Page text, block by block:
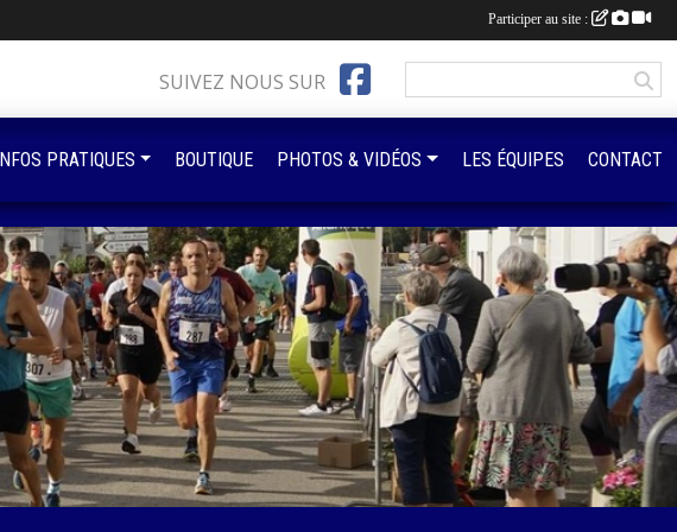
SUIVEZ NOUS SUR
PRATIQUES BOUTIQUE PHOTOS & VIDÉOS LES ÉQUIPES CONTACT
Participer au site :